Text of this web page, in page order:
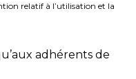
relatif à l’utilisation et la
adhérents de